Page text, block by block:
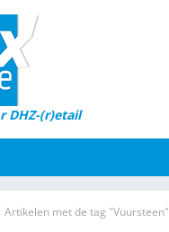
DHZ-(r)etail
Artikelen met de tag "Vuursteen"